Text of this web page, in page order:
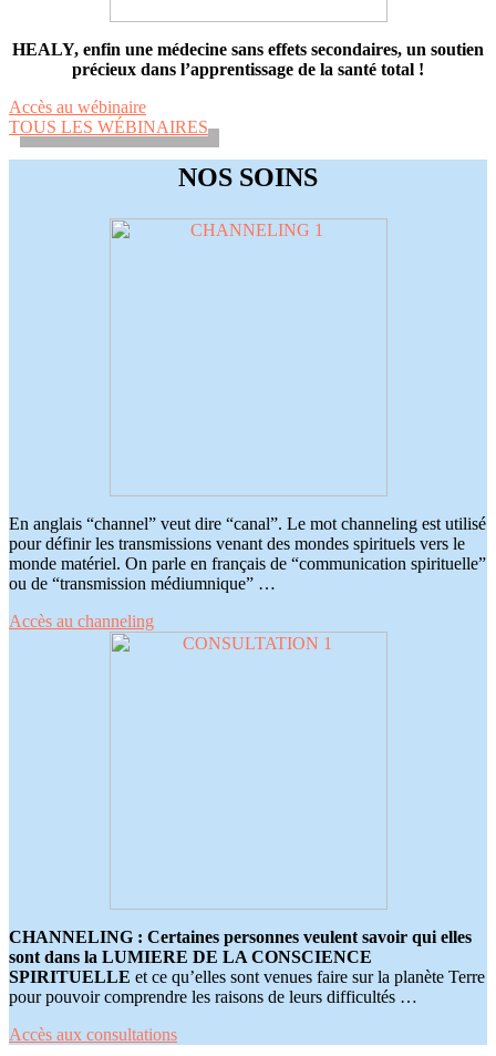
HEALY, enfin une médecine sans effets secondaires, un soutien
précieux dans l’apprentissage de la santé total !
Accès au wébinaire
TOUS LES WÉBINAIRES
NOS SOINS
En anglais “channel” veut dire “canal”. Le mot channeling est utilisé
pour définir les transmissions venant des mondes spirituels vers le
monde matériel. On parle en français de “communication spirituelle”
ou de “transmission médiumnique” …
Accès au channeling
CHANNELING : Certaines personnes veulent savoir qui elles
sont dans la LUMIERE DE LA CONSCIENCE
SPIRITUELLE et ce qu’elles sont venues faire sur la planète Terre
pour pouvoir comprendre les raisons de leurs difficultés …
Accès aux consultations